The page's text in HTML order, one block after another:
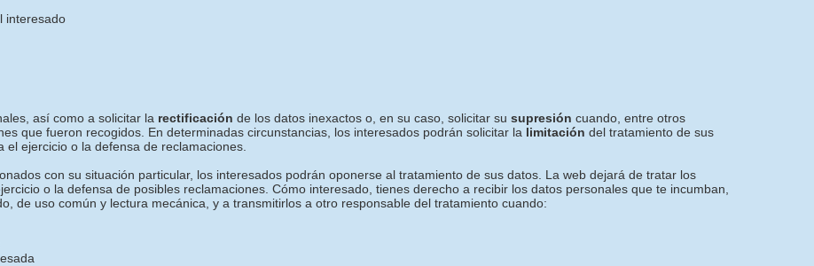
interesado
así como a solicitar la rectificación de los datos inexactos o, en su caso, solicitar su supresión cuando, entre otros
que fueron recogidos. En determinadas circunstancias, los interesados podrán solicitar la limitación del tratamiento de sus
ejercicio o la defensa de reclamaciones.
con su situación particular, los interesados podrán oponerse al tratamiento de sus datos. La web dejará de tratar los
o la defensa de posibles reclamaciones. Cómo interesado, tienes derecho a recibir los datos personales que te incumban,
de uso común y lectura mecánica, y a transmitirlos a otro responsable del tratamiento cuando: